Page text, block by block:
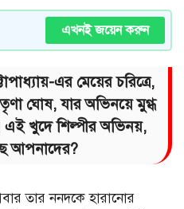
এখনই জয়েন করুন
এর মেয়ের চরিত্রে,
ঘোষ, যার অভিনয়ে মুগ্ধ
এই খুদে শিল্পীর অভিনয়,
আপনাদের?
তার ননদকে হারানোর